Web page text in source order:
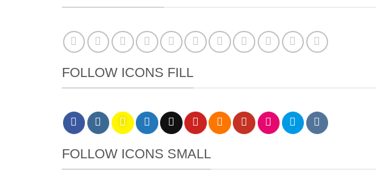
FOLLOW ICONS FILL
FOLLOW ICONS SMALL